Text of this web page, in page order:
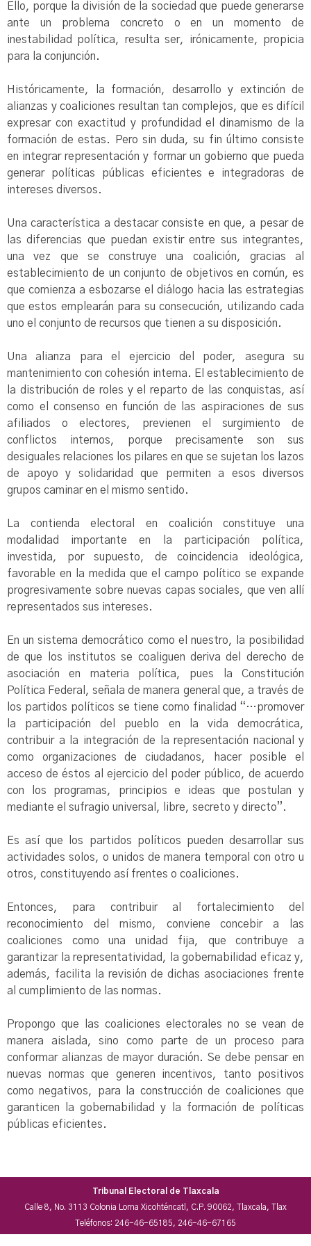
Ello, porque la división de la sociedad que puede generarse
ante un problema concreto o en un momento de
inestabilidad política, resulta ser, irónicamente, propicia
para la conjunción.
Históricamente, la formación, desarrollo y extinción de
alianzas y coaliciones resultan tan complejos, que es difícil
expresar con exactitud y profundidad el dinamismo de la
formación de estas. Pero sin duda, su fin último consiste
en integrar representación y formar un gobierno que pueda
generar políticas públicas eficientes e integradoras de
intereses diversos.
Una característica a destacar consiste en que, a pesar de
las diferencias que puedan existir entre sus integrantes,
una vez que se construye una coalición, gracias al
establecimiento de un conjunto de objetivos en común, es
que comienza a esbozarse el diálogo hacia las estrategias
que estos emplearán para su consecución, utilizando cada
uno el conjunto de recursos que tienen a su disposición.
Una alianza para el ejercicio del poder, asegura su
mantenimiento con cohesión interna. El establecimiento de
la distribución de roles y el reparto de las conquistas, así
como el consenso en función de las aspiraciones de sus
afiliados o electores, previenen el surgimiento de
conflictos internos, porque precisamente son sus
desiguales relaciones los pilares en que se sujetan los lazos
de apoyo y solidaridad que permiten a esos diversos
grupos caminar en el mismo sentido.
La contienda electoral en coalición constituye una
modalidad importante en la participación política,
investida, por supuesto, de coincidencia ideológica,
favorable en la medida que el campo político se expande
progresivamente sobre nuevas capas sociales, que ven allí
representados sus intereses.
En un sistema democrático como el nuestro, la posibilidad
de que los institutos se coaliguen deriva del derecho de
asociación en materia política, pues la Constitución
Política Federal, señala de manera general que, a través de
los partidos políticos se tiene como finalidad “…promover
la participación del pueblo en la vida democrática,
contribuir a la integración de la representación nacional y
como organizaciones de ciudadanos, hacer posible el
acceso de éstos al ejercicio del poder público, de acuerdo
con los programas, principios e ideas que postulan y
mediante el sufragio universal, libre, secreto y directo”.
Es así que los partidos políticos pueden desarrollar sus
actividades solos, o unidos de manera temporal con otro u
otros, constituyendo así frentes o coaliciones.
Entonces, para contribuir al fortalecimiento del
reconocimiento del mismo, conviene concebir a las
coaliciones como una unidad fija, que contribuye a
garantizar la representatividad, la gobernabilidad eficaz y,
además, facilita la revisión de dichas asociaciones frente
al cumplimiento de las normas.
Propongo que las coaliciones electorales no se vean de
manera aislada, sino como parte de un proceso para
conformar alianzas de mayor duración. Se debe pensar en
nuevas normas que generen incentivos, tanto positivos
como negativos, para la construcción de coaliciones que
garanticen la gobernabilidad y la formación de políticas
públicas eficientes.
Tribunal Electoral de Tlaxcala
Calle 8, No. 3113 Colonia Loma Xicohténcatl, C.P. 90062, Tlaxcala, Tlax
Teléfonos: 246-46-65185, 246-46-67165